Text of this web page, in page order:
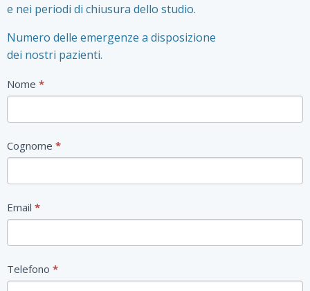
e nei periodi di chiusura dello studio.
Numero delle emergenze a disposizione
dei nostri pazienti.
Contatti
Form
Nome *
Cognome *
Email *
Telefono *